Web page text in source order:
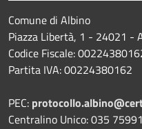
Comune di Albino
Piazza Libertà, 1 - 24021 -
Codice Fiscale:
Partita IVA: 00224380162
PEC:
Centralino Unico: 035